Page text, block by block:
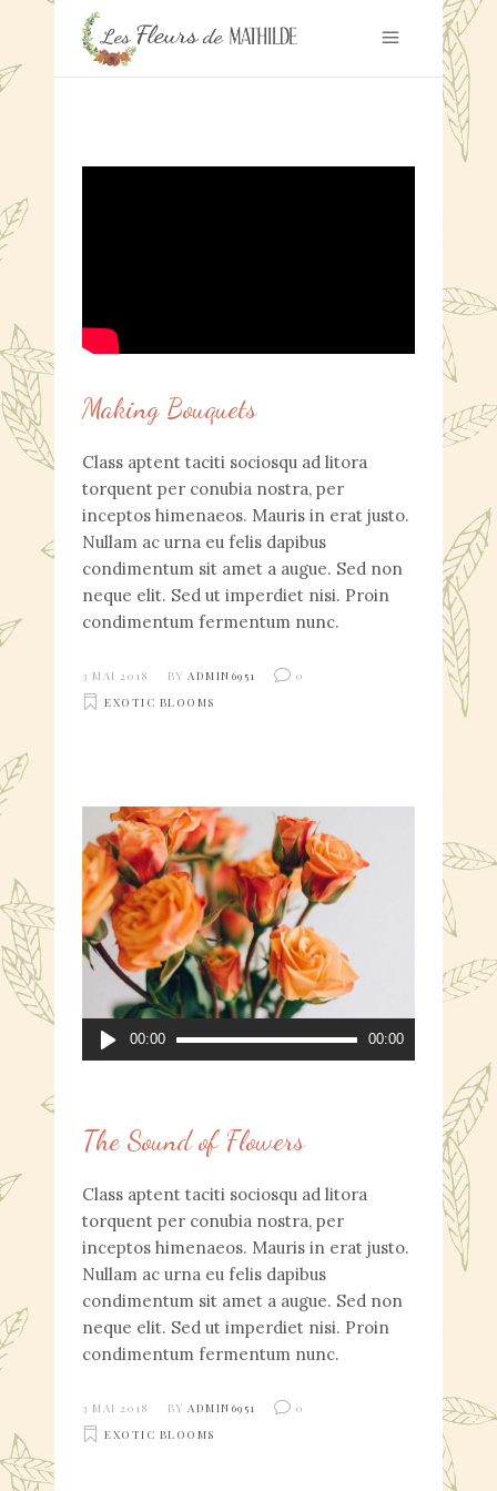
Making Bouquets
Class aptent taciti sociosqu ad litora
torquent per conubia nostra, per
inceptos himenaeos. Mauris in erat justo.
Nullam ac urna eu felis dapibus
condimentum sit amet a augue. Sed non
neque elit. Sed ut imperdiet nisi. Proin
condimentum fermentum nunc.
3 MAI 2018 BY ADMIN6951
0
EXOTIC BLOOMS
Lecteur
audio
00:00 00:00
The Sound of Flowers
Class aptent taciti sociosqu ad litora
torquent per conubia nostra, per
inceptos himenaeos. Mauris in erat justo.
Nullam ac urna eu felis dapibus
condimentum sit amet a augue. Sed non
neque elit. Sed ut imperdiet nisi. Proin
condimentum fermentum nunc.
3 MAI 2018 BY ADMIN6951
0
EXOTIC BLOOMS